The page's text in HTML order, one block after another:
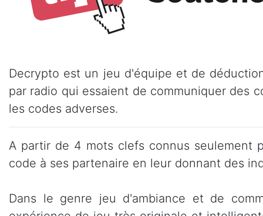
Decrypto est un jeu d'équipe et de
par radio qui essaient de communiquer des
les codes adverses.
A partir de 4 mots clefs connus seulement
code à ses partenaire en leur donnant des
Dans le genre jeu d'ambiance et de